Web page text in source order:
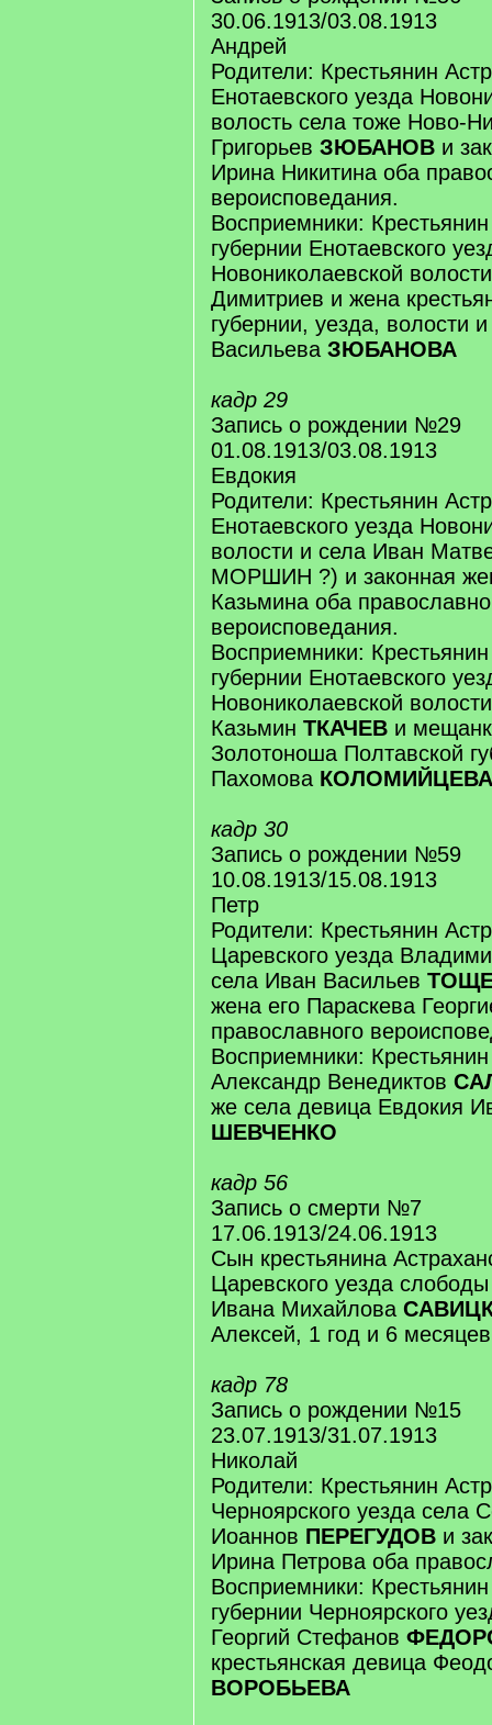
30.06.1913/03.08.1913
Андрей
Родители: Крестьянин
Енотаевского уезда
волость села тоже Ново-
Григорьев ЗЮБАНОВ и
Ирина Никитина оба
вероисповедания.
Восприемники:
губернии Енотаевского
Новониколаевской
Димитриев и жена
губернии, уезда, волости
Васильева ЗЮБАНОВА
кадр 29
Запись о рождении №29
01.08.1913/03.08.1913
Евдокия
Родители: Крестьянин
Енотаевского уезда
волости и села Иван
МОРШИН ?) и законная
Казьмина оба
вероисповедания.
Восприемники:
губернии Енотаевского
Новониколаевской
Казьмин ТКАЧЕВ и
Золотоноша Полтавской
Пахомова КОЛОМИЙЦЕВА
кадр 30
Запись о рождении №59
10.08.1913/15.08.1913
Петр
Родители: Крестьянин
Царевского уезда
села Иван Васильев
жена его Параскева
православного
Восприемники:
Александр Венедиктов
же села девица Евдокия
ШЕВЧЕНКО
кадр 56
Запись о смерти №7
17.06.1913/24.06.1913
Сын крестьянина
Царевского уезда
Ивана Михайлова
Алексей, 1 год и 6
кадр 78
Запись о рождении №15
23.07.1913/31.07.1913
Николай
Родители: Крестьянин
Черноярского уезда села
Иоаннов ПЕРЕГУДОВ и
Ирина Петрова оба
Восприемники:
губернии Черноярского
Георгий Стефанов
крестьянская девица
ВОРОБЬЕВА